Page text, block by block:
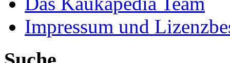
Impressum und